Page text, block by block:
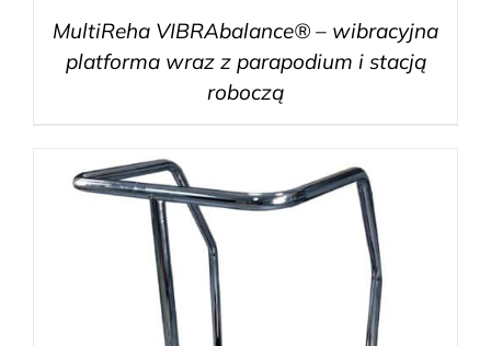
MultiReha VIBRAbalance® – wibracyjna
platforma wraz z parapodium i stacją
roboczą